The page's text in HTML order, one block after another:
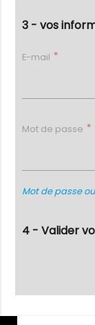
3 - vos
E-mail
Mot de passe
Mot de passe
4 - Valider